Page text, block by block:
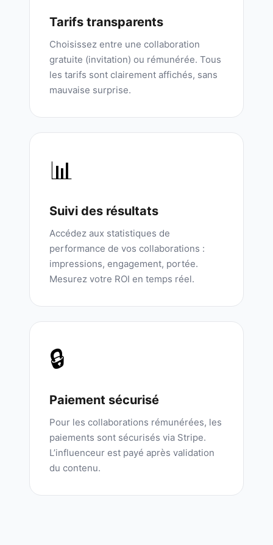
Tarifs transparents
Choisissez entre une collaboration
gratuite (invitation) ou rémunérée. Tous
les tarifs sont clairement affichés, sans
mauvaise surprise.
📊
Suivi des résultats
Accédez aux statistiques de
performance de vos collaborations :
impressions, engagement, portée.
Mesurez votre ROI en temps réel.
🔒
Paiement sécurisé
Pour les collaborations rémunérées, les
paiements sont sécurisés via Stripe.
L’influenceur est payé après validation
du contenu.